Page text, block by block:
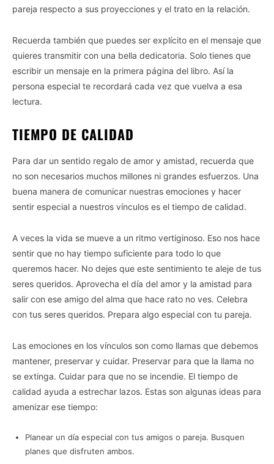
pareja respecto a sus proyecciones y el trato en la relación.
Recuerda también que puedes ser explícito en el mensaje que
quieres transmitir con una bella dedicatoria. Solo tienes que
escribir un mensaje en la primera página del libro. Así la
persona especial te recordará cada vez que vuelva a esa
lectura.
TIEMPO DE CALIDAD
Para dar un sentido regalo de amor y amistad, recuerda que
no son necesarios muchos millones ni grandes esfuerzos. Una
buena manera de comunicar nuestras emociones y hacer
sentir especial a nuestros vínculos es el tiempo de calidad.
A veces la vida se mueve a un ritmo vertiginoso. Eso nos hace
sentir que no hay tiempo suficiente para todo lo que
queremos hacer. No dejes que este sentimiento te aleje de tus
seres queridos. Aprovecha el día del amor y la amistad para
salir con ese amigo del alma que hace rato no ves. Celebra
con tus seres queridos. Prepara algo especial con tu pareja.
Las emociones en los vínculos son como llamas que debemos
mantener, preservar y cuidar. Preservar para que la llama no
se extinga. Cuidar para que no se incendie. El tiempo de
calidad ayuda a estrechar lazos. Estas son algunas ideas para
amenizar ese tiempo:
Planear un día especial con tus amigos o pareja. Busquen
planes que disfruten ambos.